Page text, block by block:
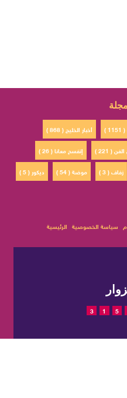
أخبار الخليج ( 868 ) )
إتفسح معانا ( 26 )
( 221 )
ديكور ( 5 )
موضة ( 54 ) زفاف ( 3 )
الرئيسية سياسة الخصوصية
3 1 5